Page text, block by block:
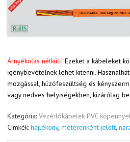
Árnyékolás nélküli! Ezeket a kábeleket
igénybevételnek lehet kitenni.
mozgással, húzófeszültség és
vagy nedves helyiségekben, kizárólag
Kategória: Vezérlőkábelek PVC
Címkék: hajlékony, méterenként jelölt,